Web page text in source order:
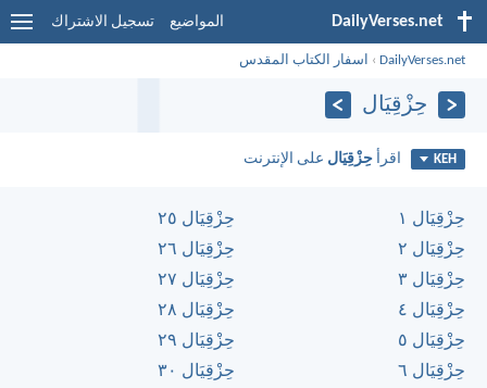
DailyVerses.net المواضيع تسجيل الاشتراك
DailyVerses.net
› اسفار الكتاب المقدس
حِزْقِيَال
KEH اقرأحِزْقِيَال على الإنترنت
حِزْقِيَال ١
حِزْقِيَال ٢
حِزْقِيَال ٣
حِزْقِيَال ٤
حِزْقِيَال ٥
حِزْقِيَال ٦
حِزْقِيَال ٢٥
حِزْقِيَال ٢٦
حِزْقِيَال ٢٧
حِزْقِيَال ٢٨
حِزْقِيَال ٢٩
حِزْقِيَال ٣٠